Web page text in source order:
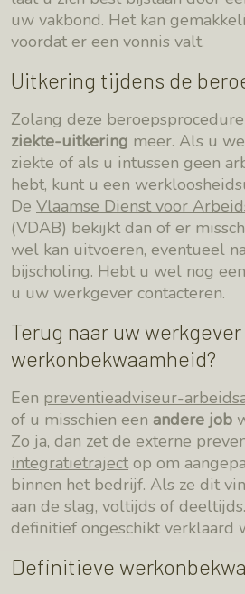
uw vakbond. Het kan
voordat er een vonnis valt.
Uitkering tijdens de
Zolang deze
ziekte-uitkering meer. Als u
ziekte of als u intussen geen
hebt, kunt u een
De Vlaamse Dienst voor
(VDAB) bekijkt dan of er
wel kan uitvoeren, eventueel
bijscholing. Hebt u wel nog
u uw werkgever contacteren.
Terug naar uw werkgever
werkonbekwaamheid?
Een preventieadviseur-
of u misschien een andere job
Zo ja, dan zet de externe
integratietraject op om
binnen het bedrijf. Als ze dit
aan de slag, voltijds of
definitief ongeschikt verklaard
Definitieve